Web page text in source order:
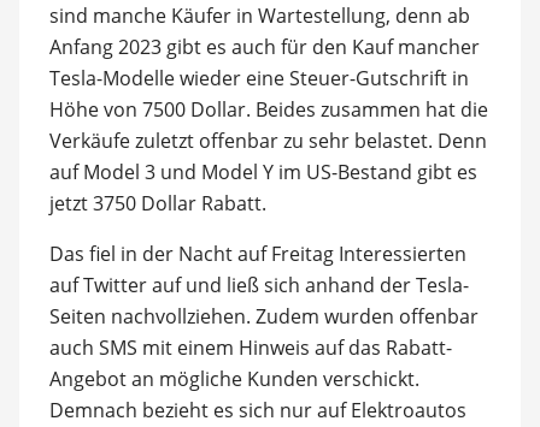
sind manche Käufer in Wartestellung, denn ab
Anfang 2023 gibt es auch für den Kauf mancher
Tesla-Modelle wieder eine Steuer-Gutschrift in
Höhe von 7500 Dollar. Beides zusammen hat die
Verkäufe zuletzt offenbar zu sehr belastet. Denn
auf Model 3 und Model Y im US-Bestand gibt es
jetzt 3750 Dollar Rabatt.
Das fiel in der Nacht auf Freitag Interessierten
auf Twitter auf und ließ sich anhand der Tesla-
Seiten nachvollziehen. Zudem wurden offenbar
auch SMS mit einem Hinweis auf das Rabatt-
Angebot an mögliche Kunden verschickt.
Demnach bezieht es sich nur auf Elektroautos